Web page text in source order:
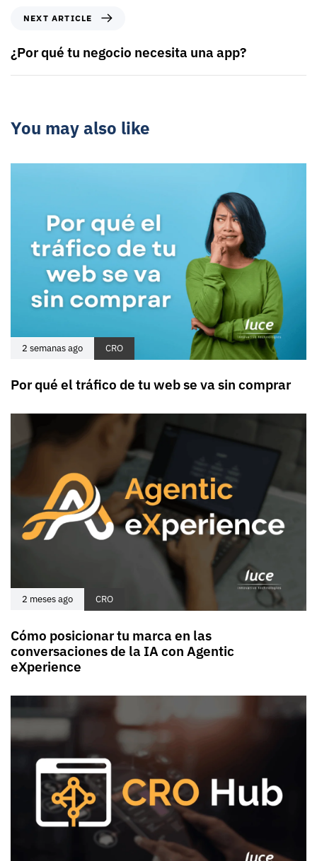
NEXT ARTICLE
¿Por qué tu negocio necesita una app?
You may also like
2 semanas ago CRO
Por qué el tráfico de tu web se va sin comprar
2 meses ago CRO
Cómo posicionar tu marca en las
conversaciones de la IA con Agentic
eXperience